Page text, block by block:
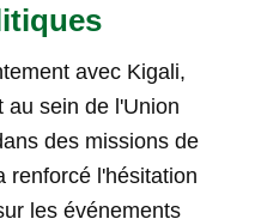
avec Kigali,
au sein de l'Union
des missions de
renforcé l'hésitation
les événements